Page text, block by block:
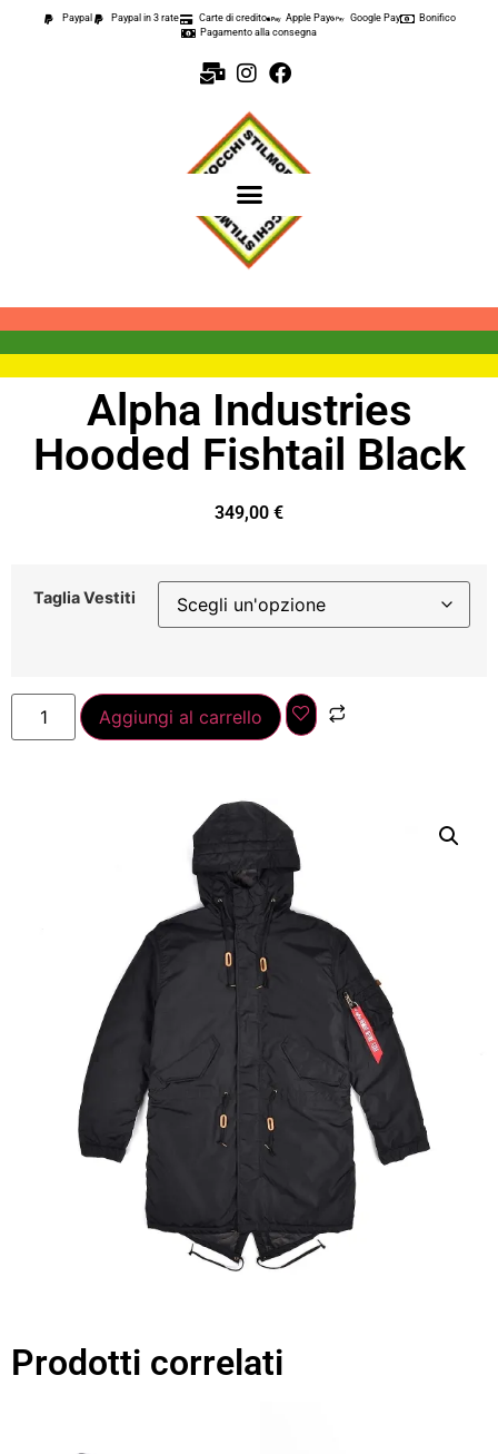
Paypal Paypal in 3 rate Carte di credito Apple Pay Google Pay
Bonifico
Pagamento alla consegna
Alpha Industries
Hooded Fishtail Black
349,00 €
Taglia Vestiti
Aggiungi al carrello
Prodotti correlati